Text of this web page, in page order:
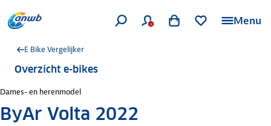
Menu
E Bike Vergelijker
Overzicht e-bikes
Dames- en herenmodel
ByAr Volta 2022